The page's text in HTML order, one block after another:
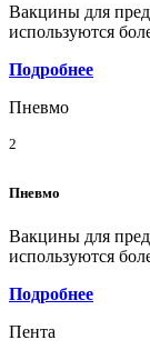
Вакцины для
используются
Подробнее
Пневмо
2
Пневмо
Вакцины для
используются
Подробнее
Пента